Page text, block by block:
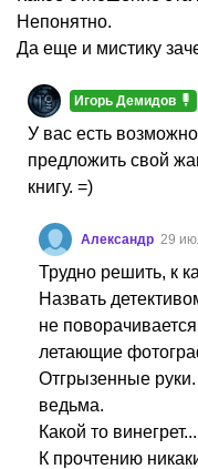
Непонятно.
Да еще и мистику
Игорь Демидов
У вас есть
предложить свой
книгу. =)
Александр 29
Трудно решить, к
Назвать
не
летающие
Отгрызенные
ведьма.
Какой то
К прочтению